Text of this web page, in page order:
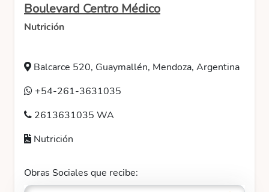
Boulevard Centro Médico
Nutrición
Balcarce 520, Guaymallén, Mendoza, Argentina
+54-261-3631035
2613631035 WA
Nutrición
Obras Sociales que recibe: